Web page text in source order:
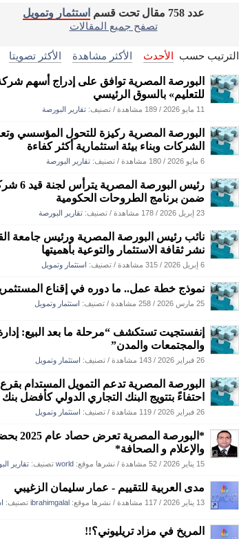
عدد 758 مقال تحت قسم
استثمار وتمويل
تصفح جميع المقالات
الترتيب حسب الأحدث الأكثر مشاهدة الأكثر تصويتا
البورصة المصرية توافق على إدراج أسهم
للتعليم» بالسوق الرئيسي
11 مايو 2026 / 189 مشاهدة / تصنيف: تقارير البورصة
البورصة المصرية ركيزة للتحول المؤسسي
الشركات وبناء بيئة استثمارية أكثر كفاءة
6 مايو 2026 / 180 مشاهدة / تصنيف: تقارير البورصة
رئيس
ضمن برنامج الطروحات الحكومية
23 إبريل 2026 / 178 مشاهدة / تصنيف: تقارير البورصة
نائب رئيس البورصة المصرية ورئيس جامعة
نشر ثقافة الاستثمار والتوعية بأهميتها
6 إبريل 2026 / 315 مشاهدة / تصنيف: استثمار وتمويل
نموذج خطة عمل.. ما دوره في إقناع
25 مارس 2026 / 258 مشاهدة / تصنيف: استثمار وتمويل
إنفستجيت تستكشف “مرحلة ما بعد البيع:
والمجتمعات والمدن”
26 فبراير 2026 / 143 مشاهدة / تصنيف: استثمار وتمويل
البورصة المصرية تدعم التمويل المستدام
احتفاءً بتتويج البنك التجاري الدولي كأفضل
26 فبراير 2026 / 119 مشاهدة / تصنيف: استثمار وتمويل
*البورصة
والإعلام و الصحافة*
15 يناير 2026 / 52 مشاهدة / نشرها موقع: world تصنيف: تقارير
مدى العربية للتقييم - عمار سليمان الزغيبي
13 يناير 2026 / 117 مشاهدة / نشرها موقع: ibrahimgalal تصنيف:
المريخ في مزاد تريليوني؟!!